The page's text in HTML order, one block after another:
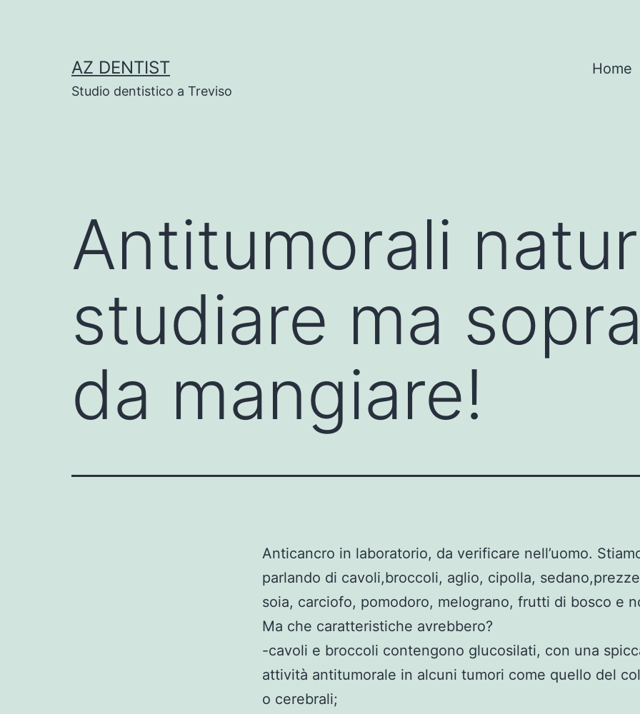
AZ DENTIST
Studio dentistico a Treviso
Home
Antitumorali
studiare ma
da mangiare!
Anticancro in laboratorio, da verificare nell’uomo.
parlando di cavoli,broccoli, aglio, cipolla,
soia, carciofo, pomodoro, melograno, frutti di bosco e
Ma che caratteristiche avrebbero?
-cavoli e broccoli contengono glucosilati, con una
attività antitumorale in alcuni tumori come quello del
o cerebrali;